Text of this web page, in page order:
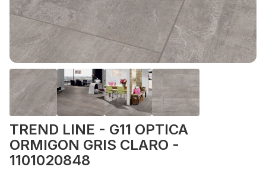
TREND LINE - G11 OPTICA
ORMIGON GRIS CLARO -
1101020848